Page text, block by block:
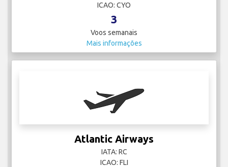
ICAO: CYO
3
Voos semanais
Mais informações
Atlantic Airways
IATA: RC
ICAO: FLI